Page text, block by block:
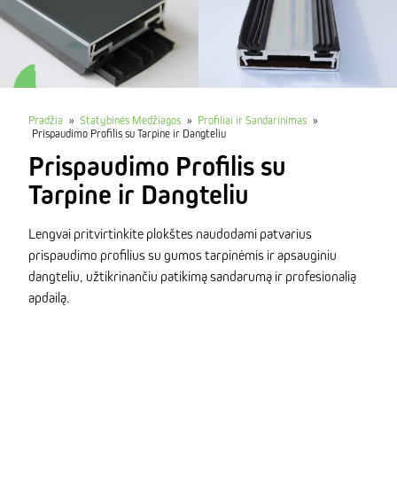
Pradžia » Statybinės Medžiagos » Profiliai ir Sandarinimas »
Prispaudimo Profilis su Tarpine ir Dangteliu
Prispaudimo Profilis su
Tarpine ir Dangteliu
Lengvai pritvirtinkite plokštes naudodami patvarius
prispaudimo profilius su gumos tarpinėmis ir apsauginiu
dangteliu, užtikrinančiu patikimą sandarumą ir profesionalią
apdailą.